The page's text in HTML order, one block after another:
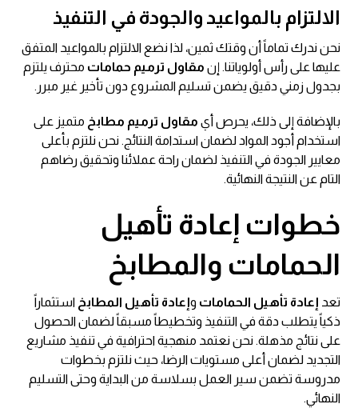
الالتزام بالمواعيد والجودة في التنفيذ
نحن ندرك تماماً أن وقتك ثمين، لذا نضع الالتزام بالمواعيد المتفق
عليها على رأس أولوياتنا. إن مقاول ترميم حمامات محترف يلتزم
بجدول زمني دقيق يضمن تسليم المشروع دون تأخير غير مبرر.
بالإضافة إلى ذلك، يحرص أي مقاول ترميم مطابخ متميز على
استخدام أجود المواد لضمان استدامة النتائج. نحن نلتزم بأعلى
معايير الجودة في التنفيذ لضمان راحة عملائنا وتحقيق رضاهم
التام عن النتيجة النهائية.
خطوات إعادة تأهيل
الحمامات والمطابخ
تعد إعادة تأهيل الحمامات وإعادة تأهيل المطابخ استثماراً
ذكياً يتطلب دقة في التنفيذ وتخطيطاً مسبقاً لضمان الحصول
على نتائج مذهلة. نحن نعتمد منهجية احترافية في تنفيذ مشاريع
التجديد لضمان أعلى مستويات الرضا، حيث نلتزم بخطوات
مدروسة تضمن سير العمل بسلاسة من البداية وحتى التسليم
النهائي.